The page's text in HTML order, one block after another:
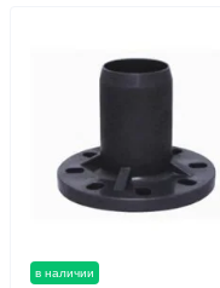
в наличии